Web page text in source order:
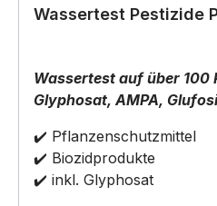
Wassertest Pestizide
Wassertest auf über 100
Glyphosat, AMPA,
✔️ Pflanzenschutzmittel
✔️ Biozidprodukte
✔️ inkl. Glyphosat